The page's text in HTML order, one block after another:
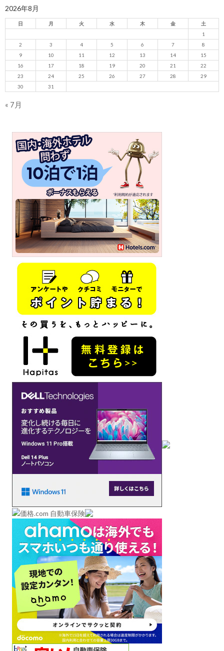
2026年8月
日 月 火 水 木 金
土
1
2
3 4 5 6 7
8
9
10 11 12 13 14
15
16
17 18 19 20 21
22
23
24 25 26 27 28
29
30
31
« 7月